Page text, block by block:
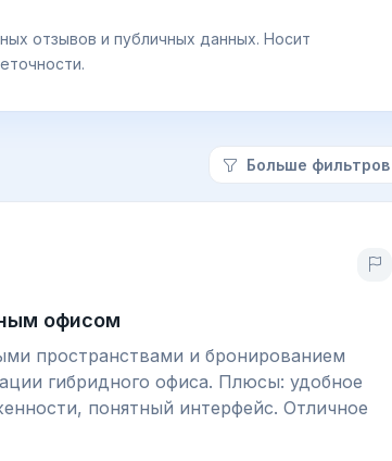
отзывов и публичных данных. Носит
Больше фильтров
офисом
пространствами и бронированием
гибридного офиса. Плюсы: удобное
понятный интерфейс. Отличное